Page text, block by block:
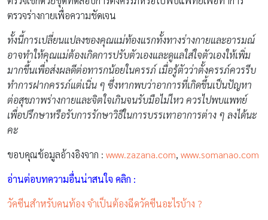
ตรวจร่างกายเพื่อความชัดเจน
ทั้งนี้การเปลี่ยนแปลงของคุณแม่ท้องแรกทั้งทางร่างกายและอารมณ์
อาจทำให้คุณแม่ต้องเกิดการปรับตัวเองและดูแลใส่ใจตัวเองให้เพิ่ม
มากขึ้นเพื่อส่งผลดีต่อทารกน้อยในครรภ์ เมื่อรู้ตัวว่าตั้งครรภ์ควรรีบ
ทำการฝากครรภ์แต่เนิ่น ๆ ซึ่งหากพบว่าอาการที่เกิดขึ้นเป็นปัญหา
ต่อสุขภาพร่างกายและจิตใจเกินจนรับมือไม่ไหว ควรไปพบแพทย์
เพื่อปรึกษาหรือรับการรักษาวิธีในการบรรเทาอาการต่าง ๆ ลงได้นะ
คะ
ขอบคุณข้อมูลอ้างอิงจาก : www.zazana.com, www.somanao.com
อ่านต่อบทความอื่นน่าสนใจ คลิก :
วัคซีนสำหรับคนท้อง จำเป็นต้องฉีดวัคซีนอะไรบ้าง ?